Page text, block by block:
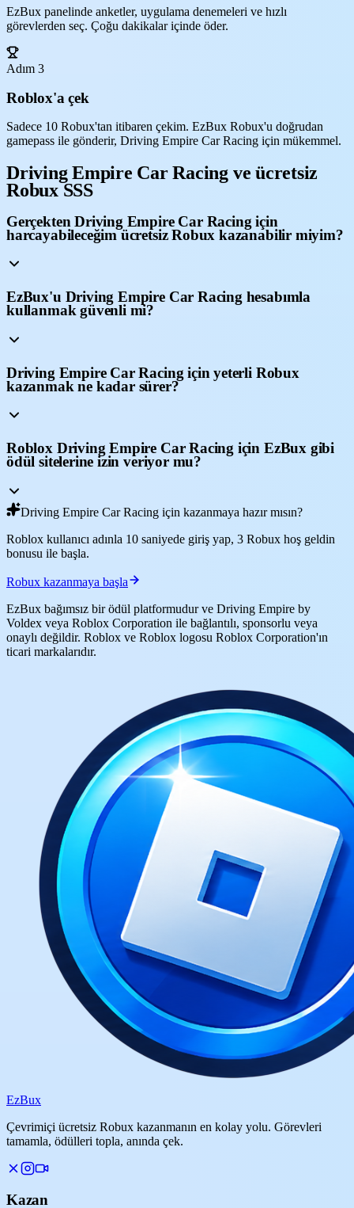
EzBux panelinde anketler, uygulama denemeleri ve hızlı
görevlerden seç. Çoğu dakikalar içinde öder.
Adım 3
Roblox'a çek
Sadece 10 Robux'tan itibaren çekim. EzBux Robux'u doğrudan
gamepass ile gönderir, Driving Empire Car Racing için mükemmel.
Driving Empire Car Racing ve ücretsiz
Robux SSS
Gerçekten Driving Empire Car Racing için
harcayabileceğim ücretsiz Robux kazanabilir miyim?
EzBux'u Driving Empire Car Racing hesabımla
kullanmak güvenli mi?
Driving Empire Car Racing için yeterli Robux
kazanmak ne kadar sürer?
Roblox Driving Empire Car Racing için EzBux gibi
ödül sitelerine izin veriyor mu?
Driving Empire Car Racing için kazanmaya hazır mısın?
Roblox kullanıcı adınla 10 saniyede giriş yap, 3 Robux hoş geldin
bonusu ile başla.
Robux kazanmaya başla
EzBux bağımsız bir ödül platformudur ve Driving Empire by
Voldex veya Roblox Corporation ile bağlantılı, sponsorlu veya
onaylı değildir. Roblox ve Roblox logosu Roblox Corporation'ın
ticari markalarıdır.
EzBux
Çevrimiçi ücretsiz Robux kazanmanın en kolay yolu. Görevleri
tamamla, ödülleri topla, anında çek.
Kazan